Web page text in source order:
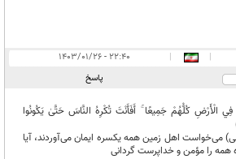
|
|
۲۲:۴۰ - ۱۴۰۳/۰۱/۲۶
پاسخ
الْأَرْضِ كُلُّهُمْ جَمِيعًا ۚ أَفَأَنْتَ تُكْرِهُ النَّاسَ حَتَّىٰ يَكُونُوا
می‌خواست اهل زمین همه یکسره ایمان می‌آوردند، آیا
همه را مؤمن و خداپرست گردانی